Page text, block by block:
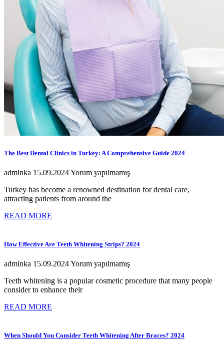
The Best Dental Clinics in Turkey: A Comprehensive Guide 2024
adminka 15.09.2024Yorum yapılmamış
Turkey has become a renowned destination for dental care,
attracting patients from around the
READ MORE
How Effective Are Teeth Whitening Strips? 2024
adminka 15.09.2024Yorum yapılmamış
Teeth whitening is a popular cosmetic procedure that many people
consider to enhance their
READ MORE
When Should You Consider Teeth Whitening After Braces? 2024